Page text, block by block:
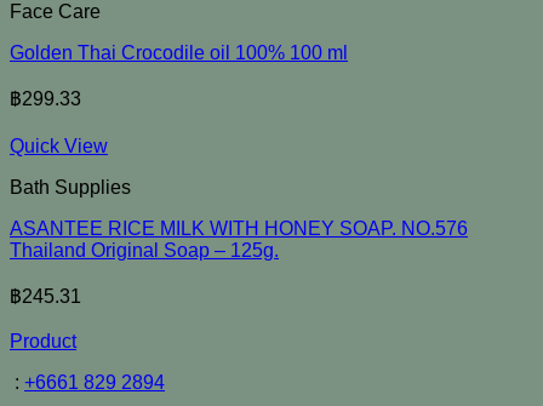
Face Care
Golden Thai Crocodile oil 100% 100 ml
฿299.33
Quick View
Bath Supplies
ASANTEE RICE MILK WITH HONEY SOAP. NO.576
Thailand Original Soap – 125g.
฿245.31
Product
: +6661 829 2894